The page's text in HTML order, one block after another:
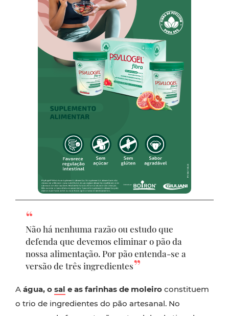
Não há nenhuma razão ou estudo que
defenda que devemos eliminar o pão da
nossa alimentação. Por pão entenda-se a
versão de três ingredientes
A água, o sal e as farinhas de moleiro constituem
o trio de ingredientes do pão artesanal. No